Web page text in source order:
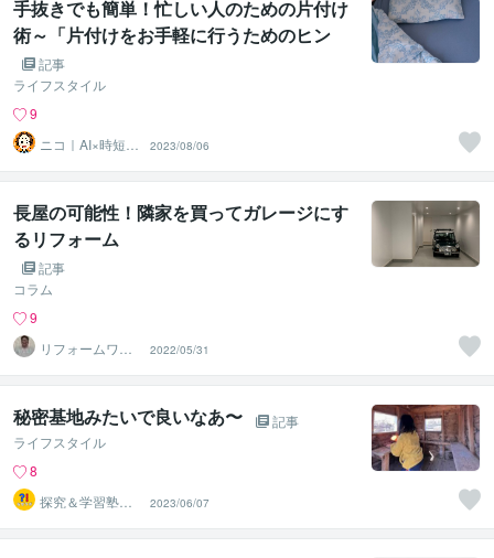
手抜きでも簡単！忙しい人のための片付け
術～「片付けをお手軽に行うためのヒン
ト」～
記事
ライフスタイル
9
ニコ｜AI×時短家
事と家計を整え
るママ
2023/08/06
長屋の可能性！隣家を買ってガレージにす
るリフォーム
記事
コラム
9
リフォームワー
ク たっちゃん
2022/05/31
秘密基地みたいで良いなあ〜
記事
ライフスタイル
8
探究＆学習塾｜
なぜラボ
2023/06/07